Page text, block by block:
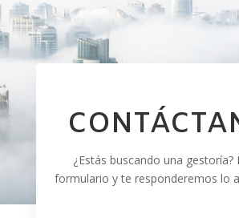
¿Estás buscando una gestoría?
formulario y te responderemos lo